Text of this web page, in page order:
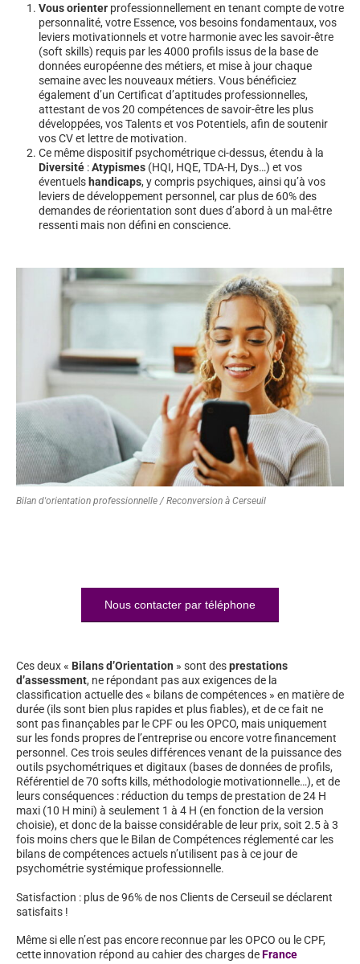
Vous orienter professionnellement en tenant compte de votre
personnalité, votre Essence, vos besoins fondamentaux, vos
leviers motivationnels et votre harmonie avec les savoir-être
(soft skills) requis par les 4000 profils issus de la base de
données européenne des métiers, et mise à jour chaque
semaine avec les nouveaux métiers. Vous bénéficiez
également d’un Certificat d’aptitudes professionnelles,
attestant de vos 20 compétences de savoir-être les plus
développées, vos Talents et vos Potentiels, afin de soutenir
vos CV et lettre de motivation.
Ce même dispositif psychométrique ci-dessus, étendu à la
Diversité :Atypismes (HQI, HQE, TDA-H, Dys…) et vos
éventuels handicaps, y compris psychiques, ainsi qu’à vos
leviers de développement personnel, car plus de 60% des
demandes de réorientation sont dues d’abord à un mal-être
ressenti mais non défini en conscience.
Bilan d'orientation professionnelle / Reconversion à Cerseuil
Nous contacter par téléphone
Ces deux « Bilans d’Orientation » sont desprestations
d’assessment, ne répondant pas aux exigences de la
classification actuelle des « bilans de compétences » en matière de
durée (ils sont bien plus rapides et plus fiables), et de ce fait ne
sont pas finançables par le CPF ou les OPCO, mais uniquement
sur les fonds propres de l’entreprise ou encore votre financement
personnel. Ces trois seules différences venant de la puissance des
outils psychométriques et digitaux (bases de données de profils,
Référentiel de 70 softs kills, méthodologie motivationnelle…), et de
leurs conséquences : réduction du temps de prestation de 24 H
maxi (10 H mini) à seulement 1 à 4 H (en fonction de la version
choisie), et donc de la baisse considérable de leur prix, soit 2.5 à 3
fois moins chers que le Bilan de Compétences réglementé car les
bilans de compétences actuels n’utilisent pas à ce jour de
psychométrie systémique professionnelle.
Satisfaction : plus de 96% de nos Clients de Cerseuil se déclarent
satisfaits !
Même si elle n’est pas encore reconnue par les OPCO ou le CPF,
cette innovation répond au cahier des charges deFrance